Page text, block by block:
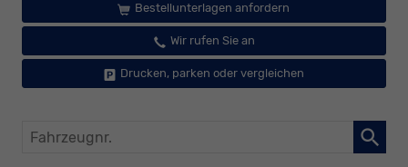
Bestellunterlagen anfordern
Wir rufen Sie an
Drucken, parken oder vergleichen
Fahrzeugnr.